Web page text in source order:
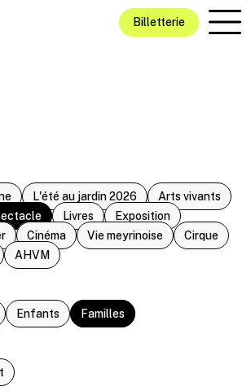
Billetterie
L'été au jardin 2026
Arts vivants
Livres
Exposition
Cinéma Vie meyrinoise
Cirque
AHVM
Enfants Familles